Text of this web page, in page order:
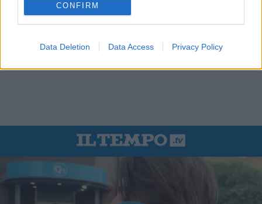
CONFIRM
Data Deletion Data Access Privacy Policy